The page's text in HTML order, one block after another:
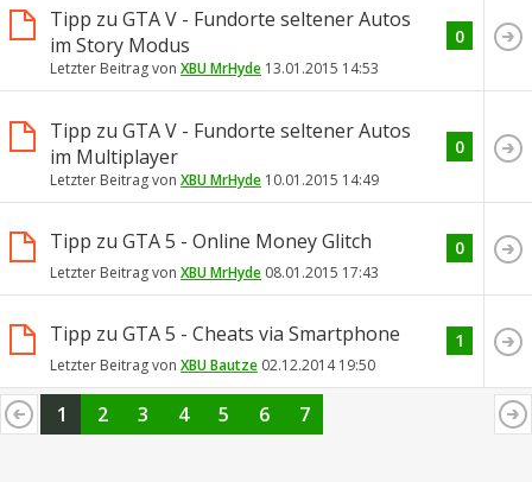
Tipp zu GTA V - Fundorte seltener Autos
im Story Modus
Letzter Beitrag von XBU MrHyde 13.01.2015 14:53
0
Tipp zu GTA V - Fundorte seltener Autos
im Multiplayer
Letzter Beitrag von XBU MrHyde 10.01.2015 14:49
0
Tipp zu GTA 5 - Online Money Glitch
Letzter Beitrag von XBU MrHyde 08.01.2015 17:43
0
Tipp zu GTA 5 - Cheats via Smartphone
Letzter Beitrag von XBU Bautze 02.12.201419:50
1
1 2 3 4 5 6 7